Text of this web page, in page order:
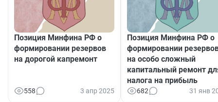
Позиция Минфина РФ о
формировании резервов
на дорогой капремонт
558 3 апр 2025
Позиция Минфина РФ о
формировании
на особо сложный
капитальный ремонт
налога на прибыль
682 31 янв